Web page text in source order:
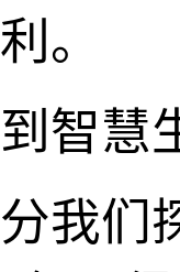
。
智慧
我们